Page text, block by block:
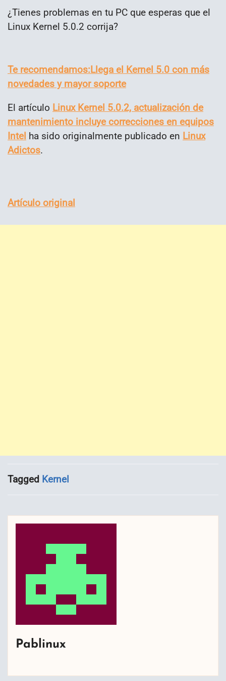
¿Tienes problemas en tu PC que esperas que el
Linux Kernel 5.0.2 corrija?
Te recomendamos:Llega el Kernel 5.0 con más
novedades y mayor soporte
El artículo Linux Kernel 5.0.2, actualización de
mantenimiento incluye correcciones en equipos
Intel ha sido originalmente publicado en Linux
Adictos.
Artículo original
Tagged Kernel
Pablinux